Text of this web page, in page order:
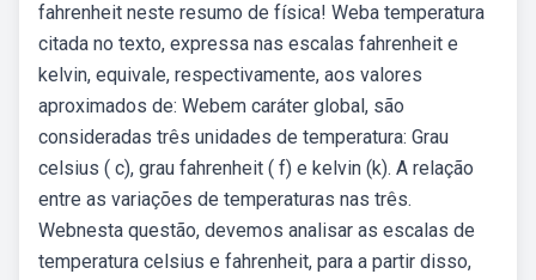
fahrenheit neste resumo de física! Weba temperatura
citada no texto, expressa nas escalas fahrenheit e
kelvin, equivale, respectivamente, aos valores
aproximados de: Webem caráter global, são
consideradas três unidades de temperatura: Grau
celsius ( c), grau fahrenheit ( f) e kelvin (k). A relação
entre as variações de temperaturas nas três.
Webnesta questão, devemos analisar as escalas de
temperatura celsius e fahrenheit, para a partir disso,